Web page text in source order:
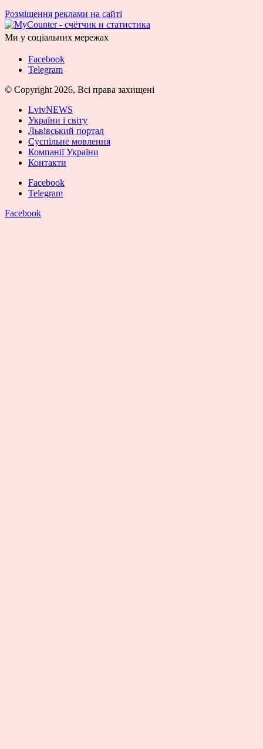
Розміщення реклами на сайті
Ми у соціальних мережах
Facebook
Telegram
© Copyright 2026, Всі права захищені
LvivNEWS
України і світу
Львівський портал
Суспільне мовлення
Компанії України
Контакти
Facebook
Telegram
Facebook